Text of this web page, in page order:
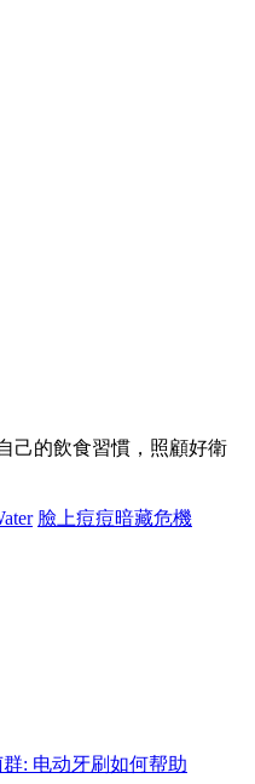
己的飲食習慣，照顧好衛
臉上痘痘暗藏危機